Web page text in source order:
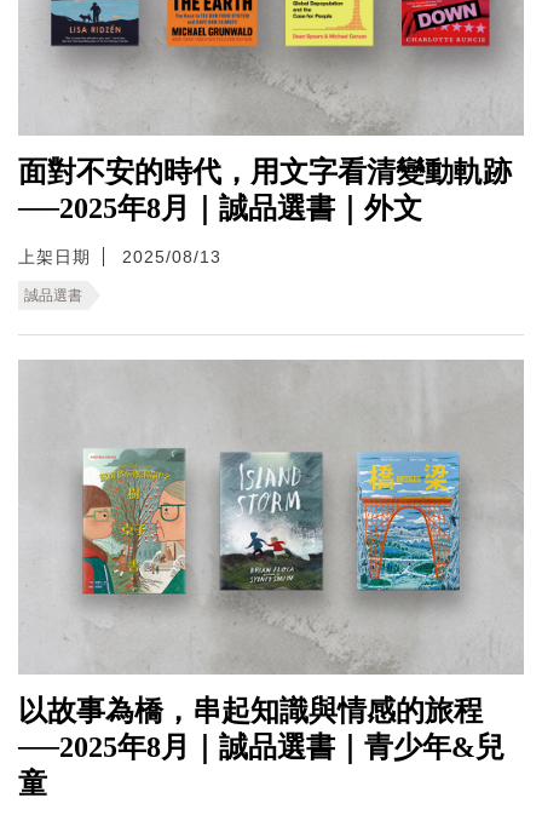
面對不安的時代，用文字看清變動軌跡
──2025年8月｜誠品選書｜外文
上架日期 2025/08/13
誠品選書
以故事為橋，串起知識與情感的旅程
──2025年8月｜誠品選書｜青少年&兒
童